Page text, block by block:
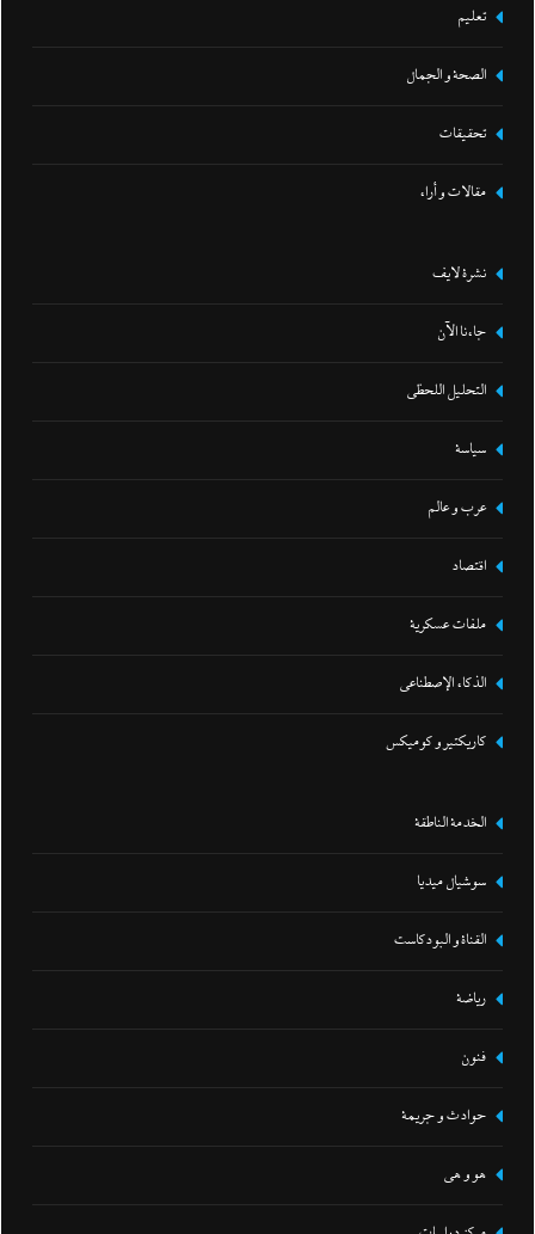
تعليم
الصحة و الجمال
تحقيقات
مقالات و أراء
نشرة لايف
جاءنا الآن
التحليل اللحظي
سياسة
عرب و عالم
اقتصاد
ملفات عسكرية
الذكاء الإصطناعي
كاريكتير و كوميكس
الخدمة الناطقة
سوشيال ميديا
القناة و البودكاست
رياضة
فنون
حوادث و جريمة
هو و هي